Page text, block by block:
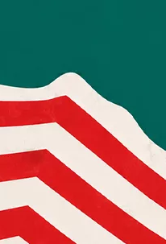
Sample post
title 12